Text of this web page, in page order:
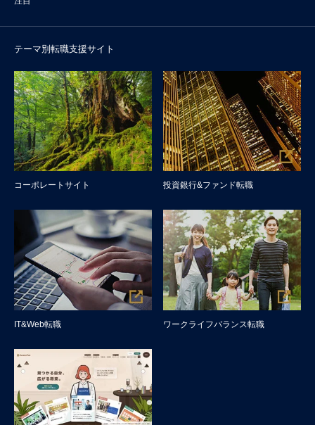
テーマ別転職支援サイト
コーポレートサイト 投資銀行&ファンド転職
IT&Web転職 ワークライフバランス転職